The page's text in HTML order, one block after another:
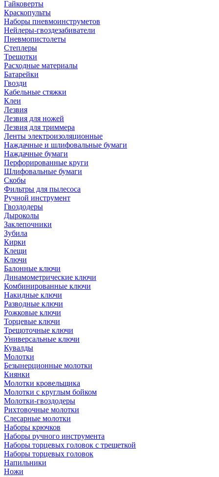
Гайковерты
Краскопульты
Наборы пневмоинструметов
Нейлеры-гвоздезабиватели
Пневмопистолеты
Степлеры
Трещотки
Расходные материалы
Батарейки
Гвозди
Кабельные стяжки
Клеи
Лезвия
Лезвия для ножей
Лезвия для триммера
Ленты электроизоляционные
Наждачные и шлифовальные бумаги
Наждачные бумаги
Перфорированные круги
Шлифовальные бумаги
Скобы
Фильтры для пылесоса
Ручной инструмент
Гвоздодеры
Дыроколы
Заклепочники
Зубила
Кирки
Клещи
Ключи
Балонные ключи
Динамометрические ключи
Комбинированные ключи
Накидные ключи
Разводные ключи
Рожковые ключи
Торцевые ключи
Трещоточные ключи
Универсальные ключи
Кувалды
Молотки
Безынерционные молотки
Киянки
Молотки кровельщика
Молотки с круглым бойком
Молотки-гвоздодеры
Рихтовочные молотки
Слесарные молотки
Наборы крючков
Наборы ручного инструмента
Наборы торцевых головок с трещеткой
Наборы торцевых головок
Напильники
Ножи